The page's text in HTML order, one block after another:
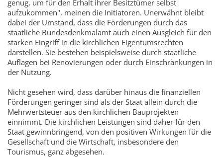
genug, um für den Erhalt ihrer Besitztümer selbst
aufzukommen", meinen die Initiatoren. Unerwähnt bleibt
dabei der Umstand, dass die Förderungen durch das
staatliche Bundesdenkmalamt auch einen Ausgleich für den
starken Eingriff in die kirchlichen Eigentumsrechten
darstellen. Sie bestehen beispielsweise durch staatliche
Auflagen bei Renovierungen oder durch Einschränkungen in
der Nutzung.
Nicht gesehen wird, dass darüber hinaus die finanziellen
Förderungen geringer sind als der Staat allein durch die
Mehrwertsteuer aus den kirchlichen Bauprojekten
einnimmt. Die kirchlichen Leistungen sind daher für den
Staat gewinnbringend, von den positiven Wirkungen für die
Gesellschaft und die Wirtschaft, insbesondere den
Tourismus, ganz abgesehen.